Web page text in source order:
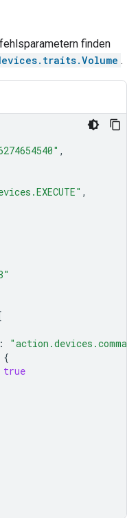
finden
.
,
,
:
{
true